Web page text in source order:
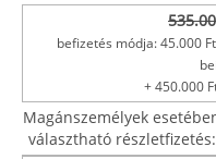
befizetés módja: 45.000
+ 450.000
Magánszemélyek
választható részletfizetés: